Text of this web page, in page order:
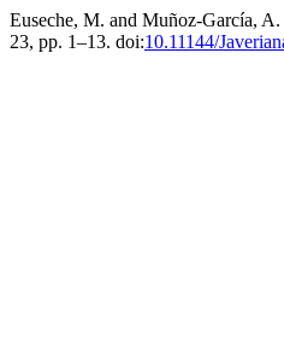
Euseche, M. and Muñoz-García,
23, pp. 1–13. doi:10.11144/